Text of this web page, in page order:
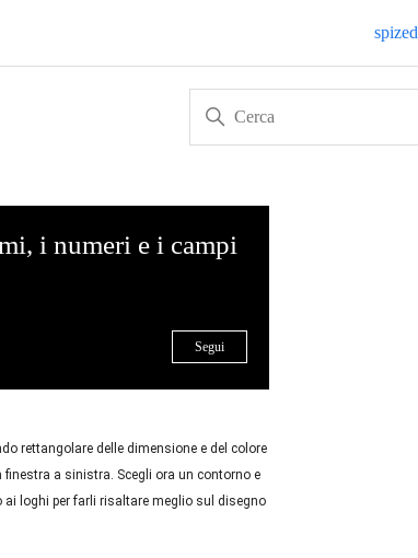
spized
i numeri e i campi
Segui
rettangolare delle dimensione e del colore
finestra a sinistra. Scegli ora un contorno e
loghi per farli risaltare meglio sul disegno